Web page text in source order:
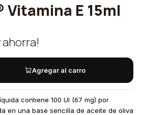
E 15ml
ahorra!
Agregar al carro
contiene 100 UI (67 mg) por
en una base sencilla de aceite de oliva